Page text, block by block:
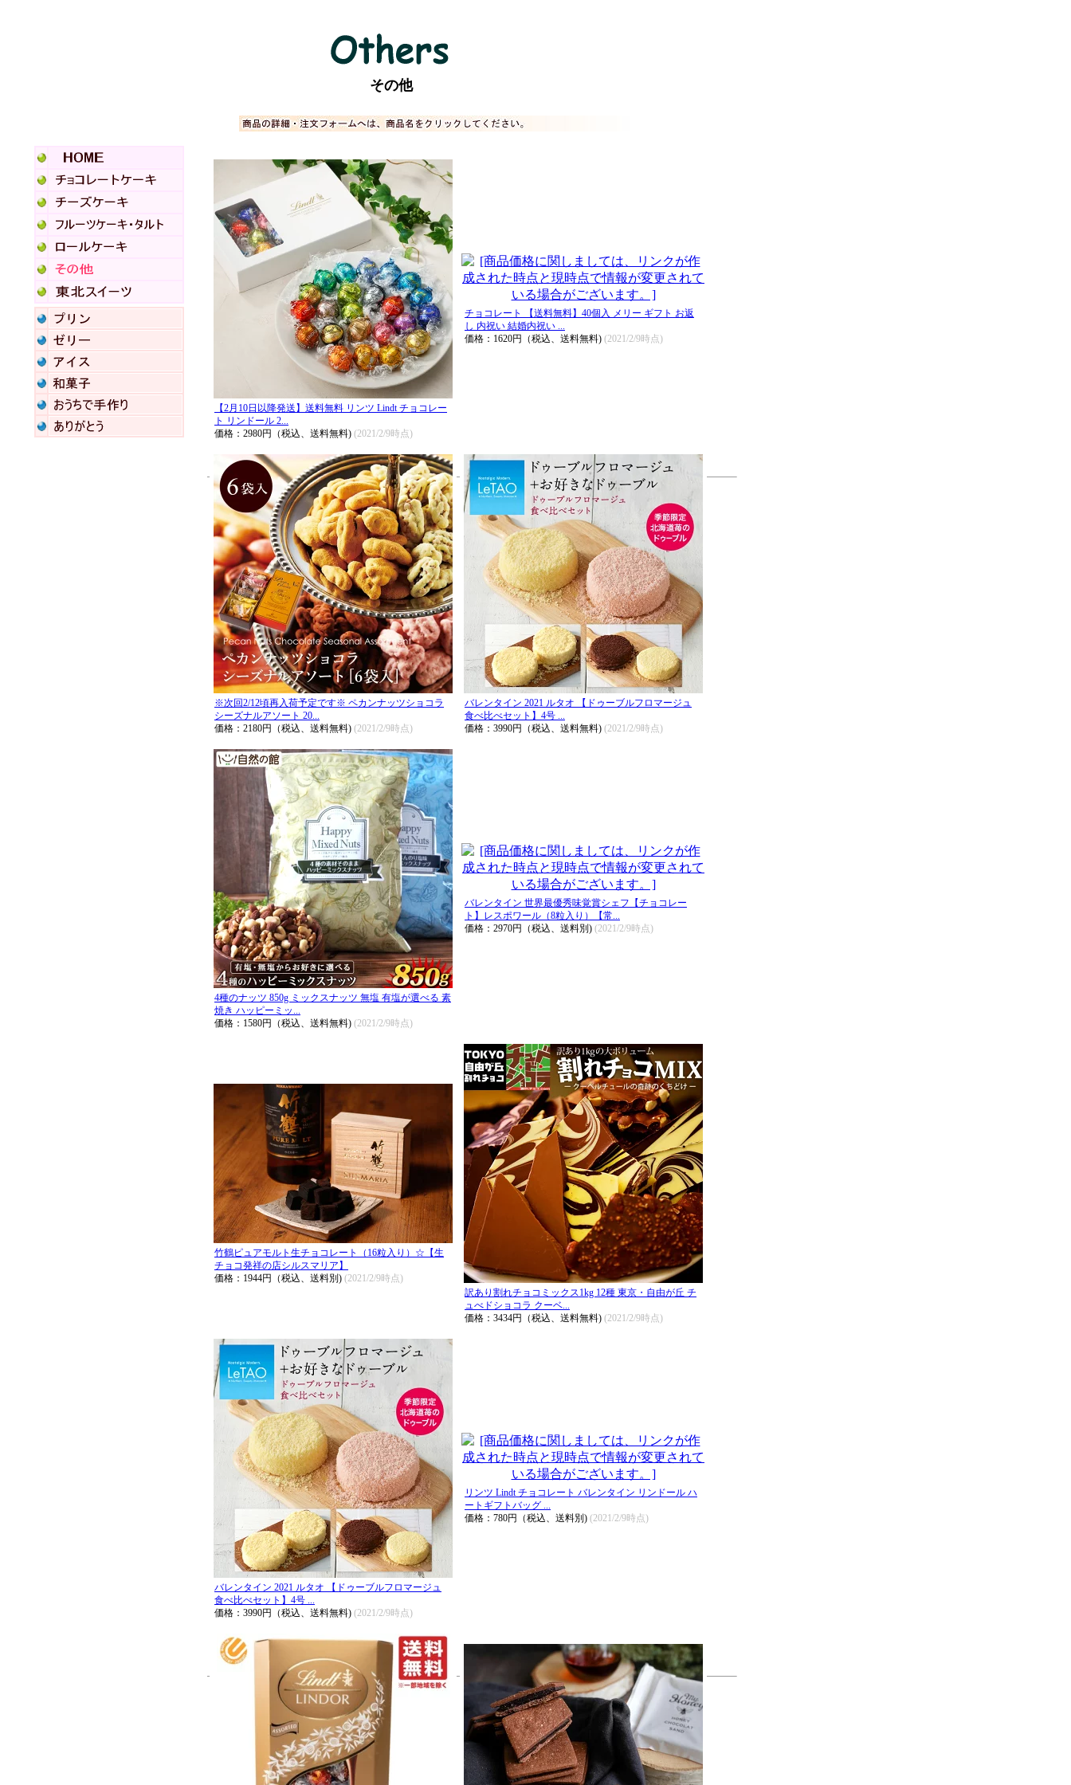
その他
【2月10日以降発送】送料無料 リンツ Lindt チョコレー
ト リンドール 2...
価格：2980円（税込、送料無料) (2021/2/9時点)
チョコレート 【送料無料】40個入 メリー ギフト お返
し 内祝い 結婚内祝い ...
価格：1620円（税込、送料無料) (2021/2/9時点)
※次回2/12頃再入荷予定です※ ペカンナッツショコラ
シーズナルアソート 20...
価格：2180円（税込、送料無料) (2021/2/9時点)
バレンタイン 2021 ルタオ 【ドゥーブルフロマージュ
食べ比べセット】4号 ...
価格：3990円（税込、送料無料) (2021/2/9時点)
4種のナッツ 850g ミックスナッツ 無塩 有塩が選べる 素
焼き ハッピーミッ...
価格：1580円（税込、送料無料) (2021/2/9時点)
バレンタイン 世界最優秀味覚賞シェフ【チョコレー
ト】レスポワール（8粒入り）【常...
価格：2970円（税込、送料別) (2021/2/9時点)
竹鶴ピュアモルト生チョコレート（16粒入り）☆【生
チョコ発祥の店シルスマリア】
価格：1944円（税込、送料別) (2021/2/9時点)
訳あり割れチョコミックス1kg 12種 東京・自由が丘 チ
ュべドショコラ クーベ...
価格：3434円（税込、送料無料) (2021/2/9時点)
バレンタイン 2021 ルタオ 【ドゥーブルフロマージュ
食べ比べセット】4号 ...
価格：3990円（税込、送料無料) (2021/2/9時点)
リンツ Lindt チョコレート バレンタイン リンドール ハ
ートギフトバッグ ...
価格：780円（税込、送料別) (2021/2/9時点)